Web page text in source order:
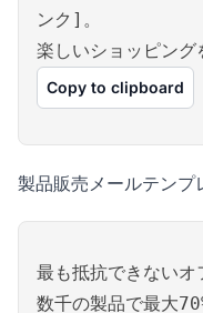
ンク]。
楽しいショッピング
Copy to clipboard
製品販売メールテンプ
最も抵抗できないオ
数千の製品で最大